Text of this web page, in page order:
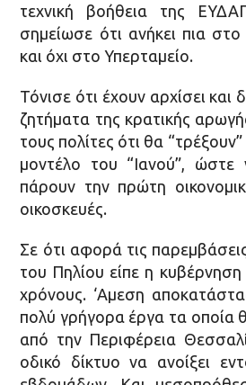
τεχνική βοήθεια της
σημείωσε ότι ανήκει πια
και όχι στο Υπερταμείο.
Τόνισε ότι έχουν αρχίσει και
ζητήματα της κρατικής
τους πολίτες ότι θα
μοντέλο του “Ιανού”,
πάρουν την πρώτη
οικοσκευές.
Σε ότι αφορά τις
του Πηλίου είπε η
χρόνους. ‘Αμεση
πολύ γρήγορα έργα τα οποία
από την Περιφέρεια
οδικό δίκτυο να ανοίξει